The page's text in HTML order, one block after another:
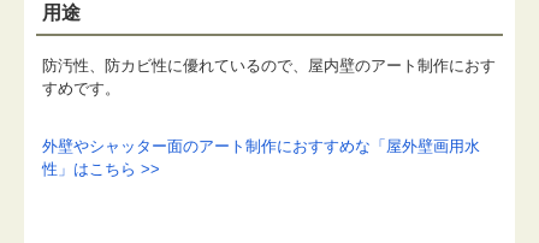
用途
防汚性、防カビ性に優れているので、屋内壁のアート制作におす
すめです。
外壁やシャッター面のアート制作におすすめな「屋外壁画用水
性」はこちら >>